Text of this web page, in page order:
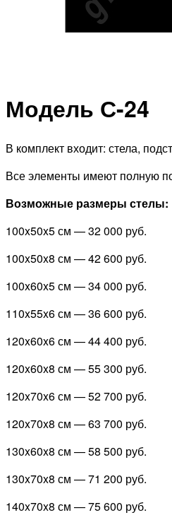
Модель С-24
В комплект входит: стела,
Все элементы имеют полную
Возможные размеры стелы:
100x50x5 см —32 000 руб.
100x50x8 см —42 600 руб.
100x60x5 см —34 000 руб.
110x55x6 см —36 600 руб.
120x60x6 см —44 400 руб.
120x60x8 см —55 300 руб.
120x70x6 см —52 700 руб.
120x70x8 см —63 700 руб.
130x60x8 см —58 500 руб.
130x70x8 см —71 200 руб.
140x70x8 см —75 600 руб.